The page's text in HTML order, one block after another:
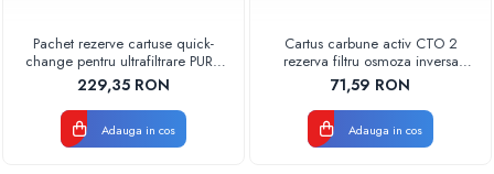
Pachet rezerve cartuse quick-
change pentru ultrafiltrare PUR4
Aquapur Valhoh Valrom
recomandat pentru 3-6 luni fara
membrana
229,35 RON
Adauga in cos
Cartus carbune activ CTO 2
rezerva filtru osmoza inversa
600GPD 87220370602 RO-600
Aquapur Valhoh Valrom
71,59 RON
Adauga in cos